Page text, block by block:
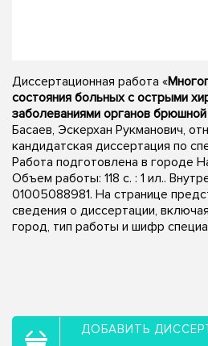
Диссертационная работа «
состояния больных с острыми
заболеваниями органов
Басаев, Эскерхан Рукманович,
кандидатская диссертация по
Работа подготовлена в городе
Объем работы: 118 с. : 1 ил..
01005088981. На странице
сведения о диссертации,
город, тип работы и шифр
ДОБАВИТЬ